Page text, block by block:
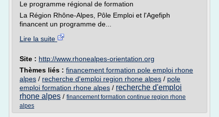
Le programme régional de formation
La Région Rhône-Alpes, Pôle Emploi et l'Agefiph
financent un programme de...
Lire la suite
Site : http://www.rhonealpes-orientation.org
Thèmes liés : financement formation pole emploi rhone
alpes / recherche d'emploi region rhone alpes / pole
emploi formation rhone alpes / recherche d'emploi
rhone alpes / financement formation continue region rhone
alpes